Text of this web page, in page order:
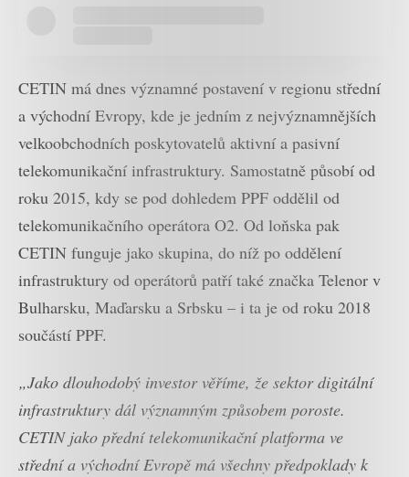
CETIN má dnes významné postavení v regionu střední
a východní Evropy, kde je jedním z nejvýznamnějších
velkoobchodních poskytovatelů aktivní a pasivní
telekomunikační infrastruktury. Samostatně působí od
roku 2015, kdy se pod dohledem PPF oddělil od
telekomunikačního operátora O2. Od loňska pak
CETIN funguje jako skupina, do níž po oddělení
infrastruktury od operátorů patří také značka Telenor v
Bulharsku, Maďarsku a Srbsku – i ta je od roku 2018
součástí PPF.
„Jako dlouhodobý investor věříme, že sektor digitální
infrastruktury dál významným způsobem poroste.
CETIN jako přední telekomunikační platforma ve
střední a východní Evropě má všechny předpoklady k